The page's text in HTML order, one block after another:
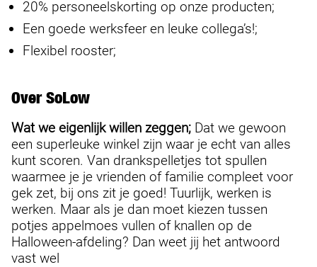
20% personeelskorting op onze producten;
Een goede werksfeer en leuke collega’s!;
Flexibel rooster;
Over SoLow
Wat we eigenlijk willen zeggen; Dat we gewoon
een superleuke winkel zijn waar je echt van alles
kunt scoren. Van drankspelletjes tot spullen
waarmee je je vrienden of familie compleet voor
gek zet, bij ons zit je goed! Tuurlijk, werken is
werken. Maar als je dan moet kiezen tussen
potjes appelmoes vullen of knallen op de
Halloween-afdeling? Dan weet jij het antwoord
vast wel